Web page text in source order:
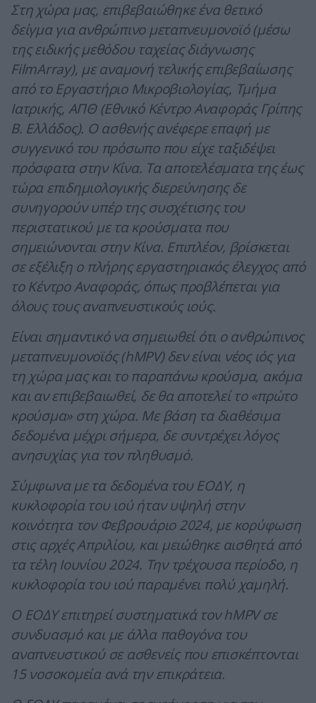
Στη χώρα μας, επιβεβαιώθηκε ένα θετικό
δείγμα για ανθρώπινο μεταπνευμονοϊό (μέσω
της ειδικής μεθόδου ταχείας διάγνωσης
FilmArray), με αναμονή τελικής επιβεβαίωσης
από το Εργαστήριο Μικροβιολογίας, Τμήμα
Ιατρικής, ΑΠΘ (Εθνικό Κέντρο Αναφοράς Γρίπης
Β. Ελλάδος). Ο ασθενής ανέφερε επαφή με
συγγενικό του πρόσωπο που είχε ταξιδέψει
πρόσφατα στην Κίνα. Τα αποτελέσματα της έως
τώρα επιδημιολογικής διερεύνησης δε
συνηγορούν υπέρ της συσχέτισης του
περιστατικού με τα κρούσματα που
σημειώνονται στην Κίνα. Επιπλέον, βρίσκεται
σε εξέλιξη ο πλήρης εργαστηριακός έλεγχος από
το Κέντρο Αναφοράς, όπως προβλέπεται για
όλους τους αναπνευστικούς ιούς.
Είναι σημαντικό να σημειωθεί ότι ο ανθρώπινος
μεταπνευμονοϊός (hMPV) δεν είναι νέος ιός για
τη χώρα μας και το παραπάνω κρούσμα, ακόμα
και αν επιβεβαιωθεί, δε θα αποτελεί το «πρώτο
κρούσμα» στη χώρα. Με βάση τα διαθέσιμα
δεδομένα μέχρι σήμερα, δε συντρέχει λόγος
ανησυχίας για τον πληθυσμό.
Σύμφωνα με τα δεδομένα του ΕΟΔΥ, η
κυκλοφορία του ιού ήταν υψηλή στην
κοινότητα τον Φεβρουάριο 2024, με κορύφωση
στις αρχές Απριλίου, και μειώθηκε αισθητά από
τα τέλη Ιουνίου 2024. Την τρέχουσα περίοδο, η
κυκλοφορία του ιού παραμένει πολύ χαμηλή.
Ο ΕΟΔΥ επιτηρεί συστηματικά τον hMPV σε
συνδυασμό και με άλλα παθογόνα του
αναπνευστικού σε ασθενείς που επισκέπτονται
15 νοσοκομεία ανά την επικράτεια.